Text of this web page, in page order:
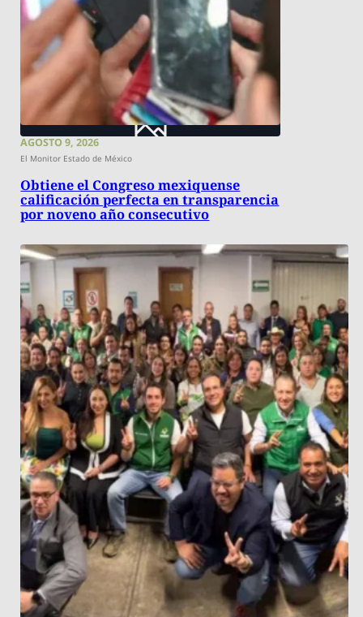
AGOSTO 9, 2026
El Monitor Estado de México
Obtiene el Congreso mexiquense
calificación perfecta en transparencia
por noveno año consecutivo